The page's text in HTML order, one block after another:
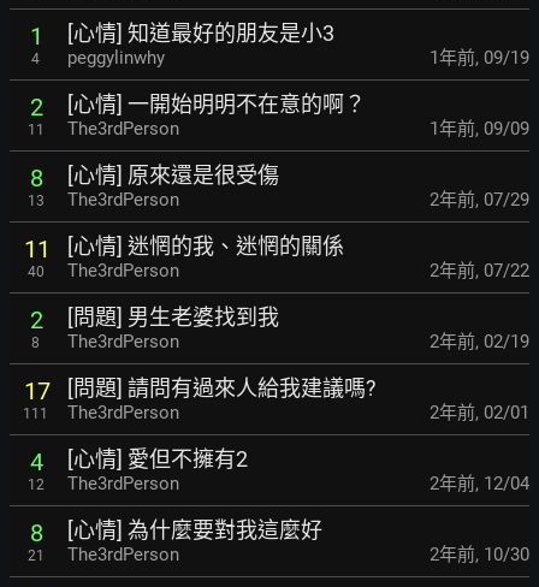
1
4
[心情] 知道最好的朋友是小3
peggylinwhy 1年前, 09/19
2
11
[心情] 一開始明明不在意的啊？
The3rdPerson 1年前, 09/09
8
13
[心情] 原來還是很受傷
The3rdPerson 2年前, 07/29
11
40
[心情] 迷惘的我、迷惘的關係
The3rdPerson 2年前, 07/22
2
8
[問題] 男生老婆找到我
The3rdPerson 2年前, 02/19
17
111
[問題] 請問有過來人給我建議嗎?
The3rdPerson 2年前, 02/01
4
12
[心情] 愛但不擁有2
The3rdPerson 2年前, 12/04
8
21
[心情] 為什麼要對我這麼好
The3rdPerson 2年前, 10/30